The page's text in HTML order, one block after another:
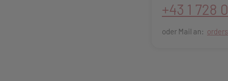
+43 1 728
oder Mail an: